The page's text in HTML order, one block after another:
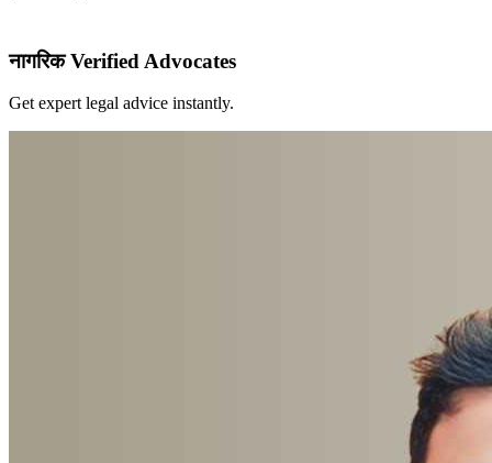
नागरिक Verified Advocates
Get expert legal advice instantly.